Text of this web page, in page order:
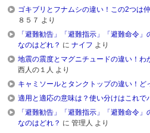
ゴキブリとフナムシの違い！この2つは
８５７ より
「避難勧告」「避難指示」「避難命令
なのはどれ？ にナイフ より
地震の震度とマグニチュードの違い！わ
西人の１人 より
キャミソールとタンクトップの違い！ど
適用と適応の意味は？使い分けはこれで
「避難勧告」「避難指示」「避難命令
なのはどれ？ に管理人 より